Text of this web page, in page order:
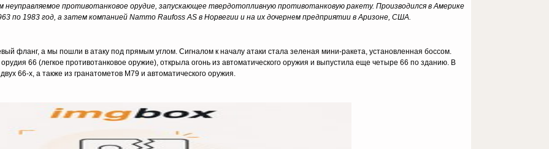
неуправляемое противотанковое орудие, запускающее твердотопливную противотанковую ракету. Производился в Америке
по 1983 год, а затем компанией Nammo Raufoss AS в Норвегии и на их дочернем предприятии в Аризоне, США.
фланг, а мы пошли в атаку под прямым углом. Сигналом к ​​началу атаки стала зеленая мини-ракета, установленная боссом.
66 (легкое противотанковое оружие), открыла огонь из автоматического оружия и выпустила еще четыре 66 по зданию. В
66-х, а также из гранатометов М79 и автоматического оружия.